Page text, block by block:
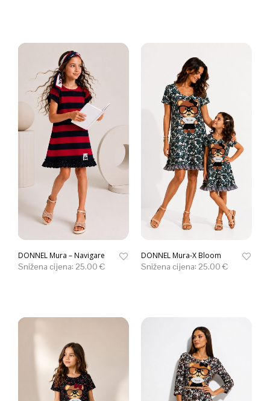
DONNEL Mura – Navigare
Snižena cijena: 25.00€
DONNEL Mura-X Bloom
Snižena cijena: 25.00€